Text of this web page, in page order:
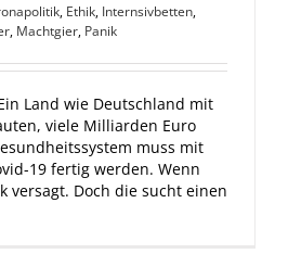
, Ethik, Internsivbetten,
, Machtgier, Panik
Land wie Deutschland mit
viele Milliarden Euro
muss mit
19 fertig werden. Wenn
versagt. Doch die sucht einen